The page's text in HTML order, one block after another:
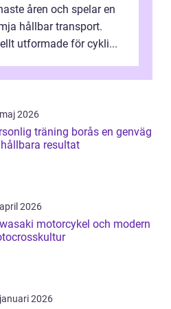
åren och spelar en
hållbar transport.
utformade för cykli...
2026
träning borås en genväg
resultat
2026
motorcykel och modern
2026